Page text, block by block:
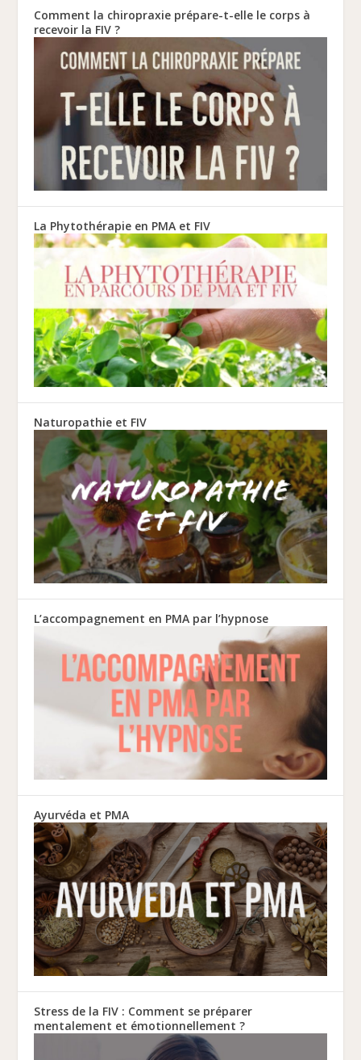
Comment la chiropraxie prépare-t-elle le corps à
recevoir la FIV ?
La Phytothérapie en PMA et FIV
Naturopathie et FIV
L’accompagnement en PMA par l’hypnose
Ayurvéda et PMA
Stress de la FIV : Comment se préparer
mentalement et émotionnellement ?